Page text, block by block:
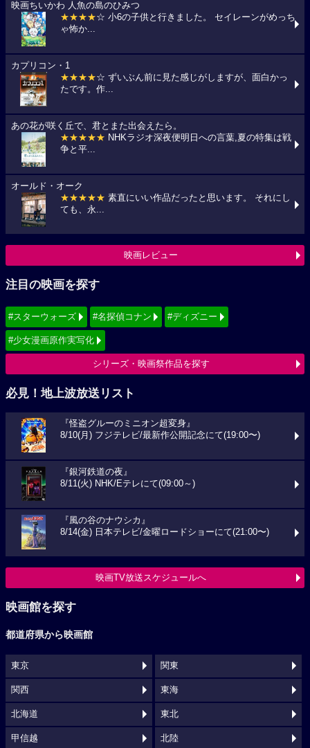
映画ちいかわ 人魚の島のひみつ
★★★★☆ 小6の子供と行きました。 セイレーンがめっち
ゃ怖か...
カプリコン・1
★★★★☆ ずいぶん前に見た感じがしますが、面白かっ
たです。作...
あの花が咲く丘で、君とまた出会えたら。
★★★★★ NHKラジオ深夜便明日への言葉,夏の特集は戦
争と平...
オールド・オーク
★★★★★ 素直にいい作品だったと思います。 それにし
ても、永...
映画レビュー
注目の映画を探す
#スターウォーズ #名探偵コナン #ディズニー
#少女漫画原作実写化
シリーズ・映画祭作品を探す
必見！地上波放送リスト
『怪盗グルーのミニオン超変身』
8/10(月) フジテレビ/最新作公開記念にて(19:00〜)
『銀河鉄道の夜』
8/11(火) NHK/Eテレにて(09:00～)
『風の谷のナウシカ』
8/14(金) 日本テレビ/金曜ロードショーにて(21:00〜)
映画TV放送スケジュールへ
映画館を探す
都道府県から映画館
東京 関東
関西 東海
北海道 東北
甲信越 北陸